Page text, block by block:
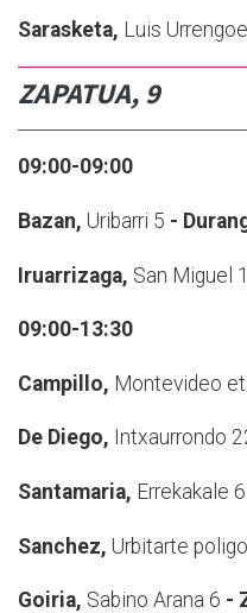
Sarasketa, Luis
ZAPATUA, 9
09:00-09:00
Bazan, Uribarri 5 -
Iruarrizaga, San Miguel
09:00-13:30
Campillo, Montevideo
De Diego, Intxaurrondo
Santamaria, Errekakale 6.
Sanchez, Urbitarte
Goiria, Sabino Arana 6 -